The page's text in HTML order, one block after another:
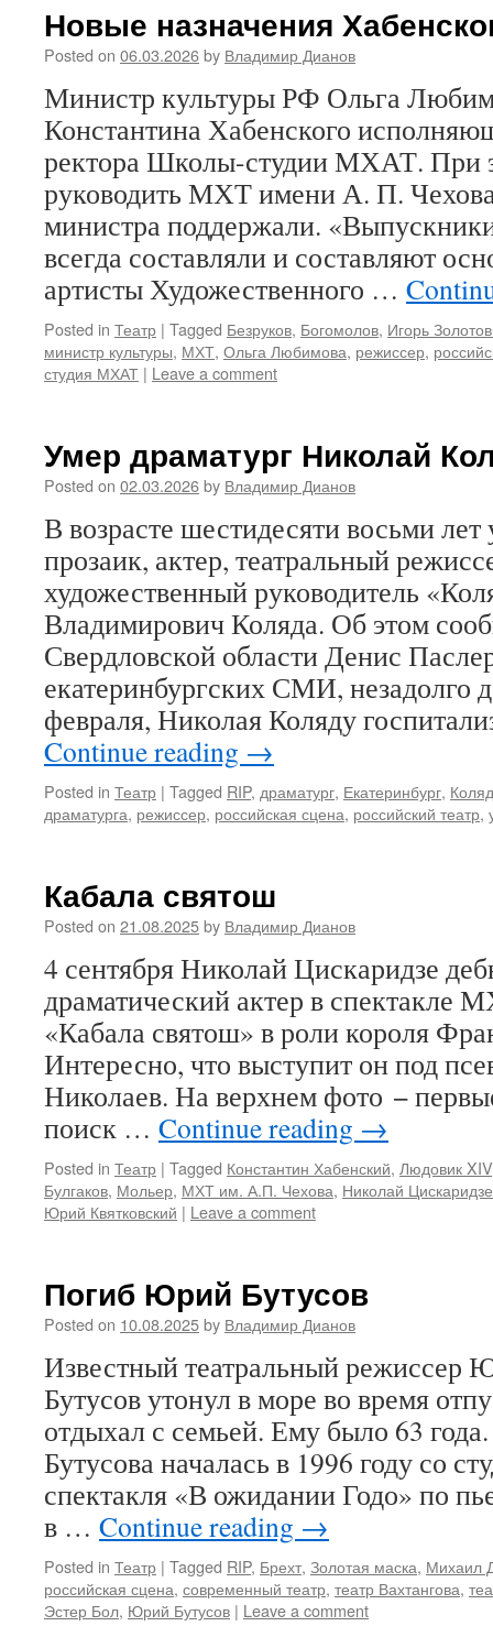
Новые назначения
Posted on 06.03.2026by Владимир Дианов
Министр культуры РФ Ольга
Константина Хабенского
ректора Школы-студии МХАТ. При
руководить МХТ имени А. П.
министра поддержали.
всегда составляли и составляют
артисты Художественного …
Posted in Театр | Tagged Безруков, Богомолов, Игорь
министр культуры, МХТ, Ольга Любимова, режиссер,
студия МХАТ | Leave a comment
Умер драматург Николай
Posted on 02.03.2026by Владимир Дианов
В возрасте шестидесяти восьми лет
прозаик, актер, театральный
художественный руководитель
Владимирович Коляда. Об этом
Свердловской области Денис
екатеринбургских СМИ, незадолго
февраля, Николая Коляду
Continue reading →
Posted in Театр | Tagged RIP, драматург, Екатеринбург,
драматурга, режиссер, российская сцена, российский театр,
Кабала святош
Posted on 21.08.2025by Владимир Дианов
4 сентября Николай Цискаридзе
драматический актер в спектакле
«Кабала святош» в роли короля
Интересно, что выступит он под
Николаев. На верхнем фото −
поиск … Continue reading →
Posted in Театр | Tagged Константин Хабенский, Людовик XIV
Булгаков, Мольер, МХТ им. А.П. Чехова, Николай Цискаридзе
Юрий Квятковский | Leave a comment
Погиб Юрий Бутусов
Posted on 10.08.2025by Владимир Дианов
Известный театральный режиссер
Бутусов утонул в море во время
отдыхал с семьей. Ему было 63
Бутусова началась в 1996 году со
спектакля «В ожидании Годо» по
в … Continue reading →
Posted in Театр | Tagged RIP, Брехт, Золотая маска, Михаил
российская сцена, современный театр, театр Вахтангова,
Эстер Бол, Юрий Бутусов | Leave a comment